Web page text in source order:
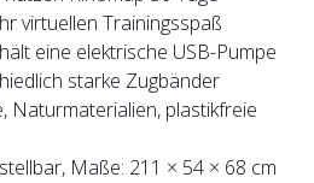
virtuellen Trainingsspaß
eine elektrische USB-Pumpe
starke Zugbänder
Naturmaterialien, plastikfreie
Maße: 211 × 54 × 68 cm